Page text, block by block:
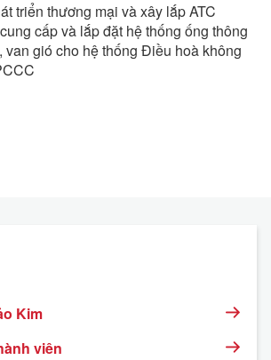
triển thương mại và xây lắp ATC
cấp và lắp đặt hệ thống ống thông
van gió cho hệ thống Điều hoà không
Kim
viên